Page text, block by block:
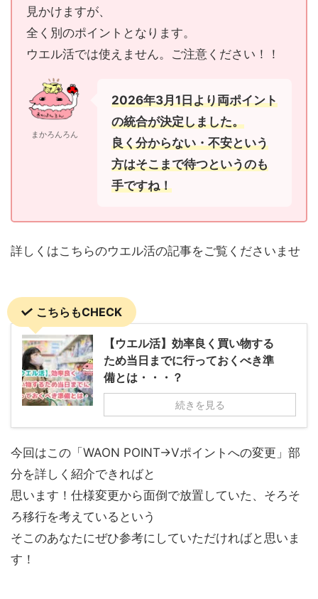
見かけますが、
全く別のポイントとなります。
ウエル活では使えません。ご注意ください！！
まかろんろん
2026年3月1日より両ポイント
の統合が決定しました。
良く分からない・不安という
方はそこまで待つというのも
手ですね！
詳しくはこちらのウエル活の記事をご覧くださいませ
こちらもCHECK
【ウエル活】効率良く買い物する
ため当日までに行っておくべき準
備とは・・・？
続きを見る
今回はこの「WAON POINT→Vポイントへの変更」部
分を詳しく紹介できればと
思います！仕様変更から面倒で放置していた、そろそ
ろ移行を考えているという
そこのあなたにぜひ参考にしていただければと思いま
す！